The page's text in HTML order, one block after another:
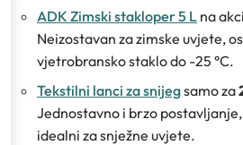
ADK Zimski stakloper 5 L na
Neizostavan za zimske uvjete,
vjetrobransko staklo do -25 °C.
Tekstilni lanci za snijegsamo za
Jednostavno i brzo
idealni za snježne uvjete.